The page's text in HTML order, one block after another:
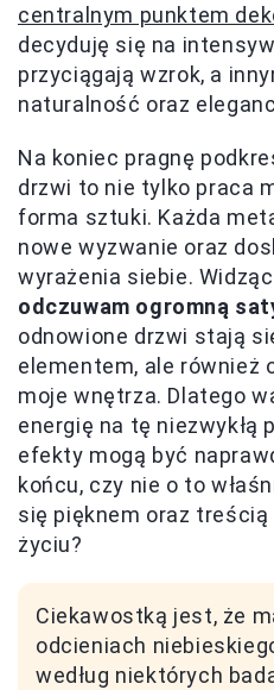
centralnym punktem
decyduję się na
przyciągają wzrok, a
naturalność oraz
Na koniec pragnę
drzwi to nie tylko praca
forma sztuki. Każda
nowe wyzwanie oraz
wyrażenia siebie.
odczuwam ogromną
odnowione drzwi stają
elementem, ale również
moje wnętrza. Dlatego
energię na tę niezwykłą
efekty mogą być
końcu, czy nie o to
się pięknem oraz
życiu?
Ciekawostką jest, że
odcieniach
według niektórych